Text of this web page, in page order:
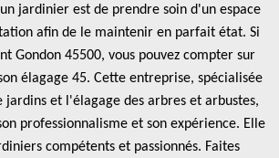
jardinier est de prendre soin d'un espace
afin de le maintenir en parfait état. Si
Gondon 45500, vous pouvez compter sur
élagage 45. Cette entreprise, spécialisée
et l'élagage des arbres et arbustes,
professionnalisme et son expérience. Elle
compétents et passionnés. Faites